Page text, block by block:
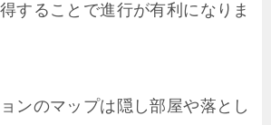
することで進行が有利になりま
ンのマップは隠し部屋や落とし